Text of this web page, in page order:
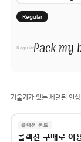
Regular
RegularPack my
기울기가 있는 세련된 인
콜렉션 폰트
콜렉션 구매로 이